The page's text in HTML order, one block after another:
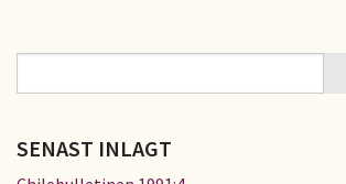
SÖKFORMULÄR
SENAST INLAGT